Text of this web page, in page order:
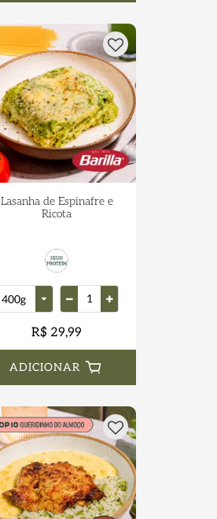
Lasanha de Espinafre e
Ricota
R$ 29,99
ADICIONAR